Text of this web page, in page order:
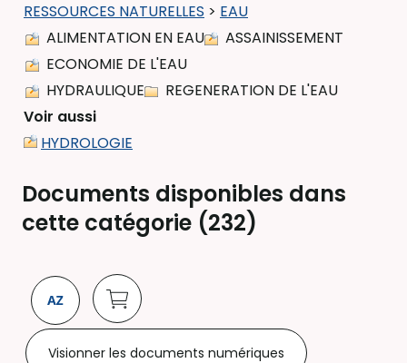
RESSOURCES NATURELLES > EAU
ALIMENTATION EN EAU
ASSAINISSEMENT
ECONOMIE DE L'EAU
HYDRAULIQUE
REGENERATION DE L'EAU
Voir aussi
HYDROLOGIE
Documents disponibles dans
cette catégorie (232)
Visionner les documents numériques